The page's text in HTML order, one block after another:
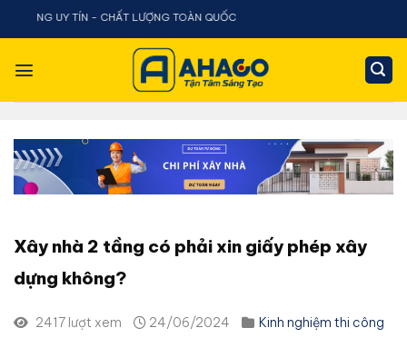
Chuyển
dung
- CHẤT LƯỢNG TOÀN QUỐC
Xây nhà 2 tầng có phải xin giấy phép xây
dựng không?
2417 lượt xem 24/06/2024 Kinh nghiệm thi công